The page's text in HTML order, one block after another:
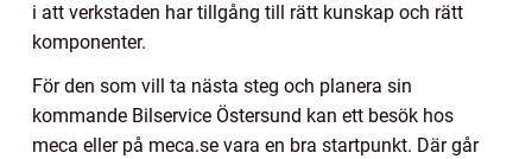
i att verkstaden har tillgång till rätt kunskap och rätt
komponenter.
För den som vill ta nästa steg och planera sin
kommande Bilservice Östersund kan ett besök hos
meca eller på meca.se vara en bra startpunkt. Där går